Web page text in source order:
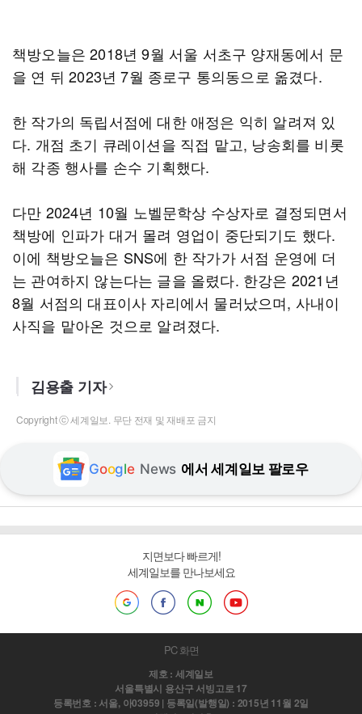
책방오늘은 2018년 9월 서울 서초구 양재동에서 문
을 연 뒤 2023년 7월 종로구 통의동으로 옮겼다.
한 작가의 독립서점에 대한 애정은 익히 알려져 있
다. 개점 초기 큐레이션을 직접 맡고, 낭송회를 비롯
해 각종 행사를 손수 기획했다.
다만 2024년 10월 노벨문학상 수상자로 결정되면서
책방에 인파가 대거 몰려 영업이 중단되기도 했다.
이에 책방오늘은 SNS에 한 작가가 서점 운영에 더
는 관여하지 않는다는 글을 올렸다. 한강은 2021년
8월 서점의 대표이사 자리에서 물러났으며, 사내이
사직을 맡아온 것으로 알려졌다.
김용출 기자
Copyright ⓒ 세계일보. 무단 전재 및 재배포 금지
Google News 에서 세계일보 팔로우
지면보다 빠르게!
세계일보를 만나보세요
PC 화면
제호 : 세계일보
서울특별시 용산구 서빙고로 17
등록번호 : 서울, 아03959 | 등록일(발행일) : 2015년 11월 2일